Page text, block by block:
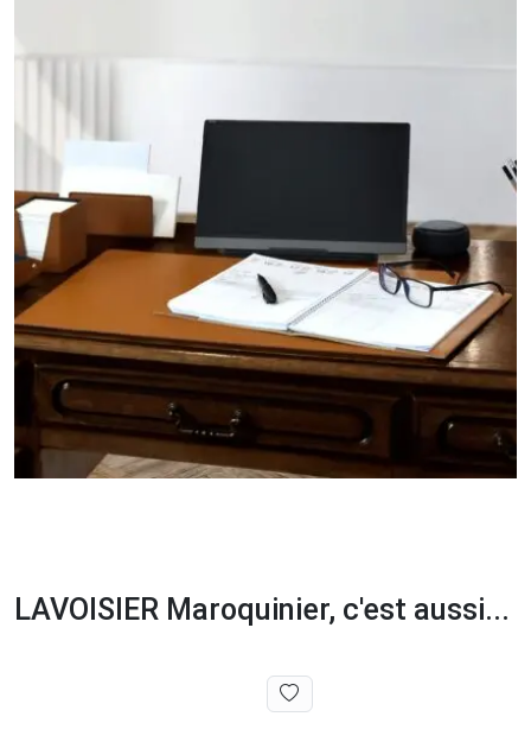
LAVOISIER Maroquinier, c'est aussi...